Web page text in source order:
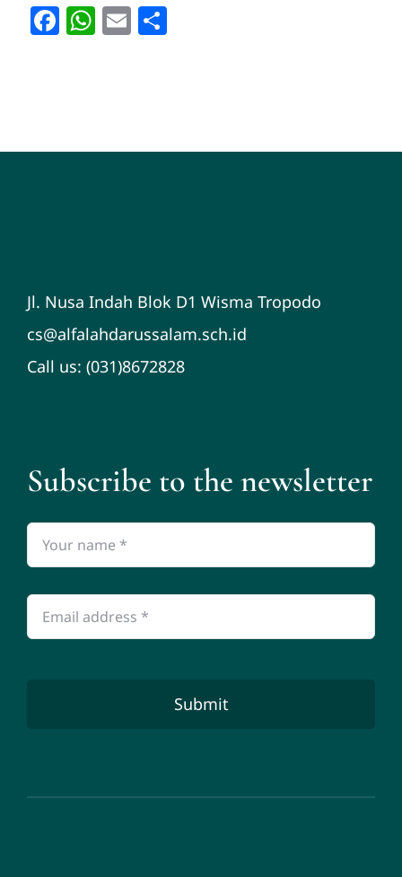
Facebook
WhatsApp
Email
Jl. Nusa Indah Blok D1 Wisma Tropodo
cs@alfalahdarussalam.sch.id
Call us: (031)8672828
Subscribe to the newsletter
Submit